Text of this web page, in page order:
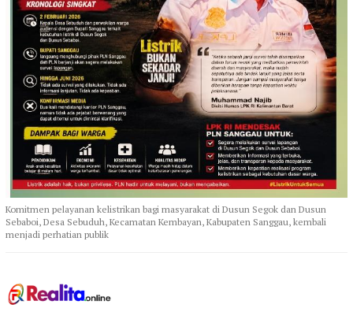
Komitmen pelayanan kelistrikan bagi masyarakat di Dusun Segok dan Dusun
Sebaboi, Desa Sebuduh, Kecamatan Kembayan, Kabupaten Sanggau, kembali
menjadi perhatian publik